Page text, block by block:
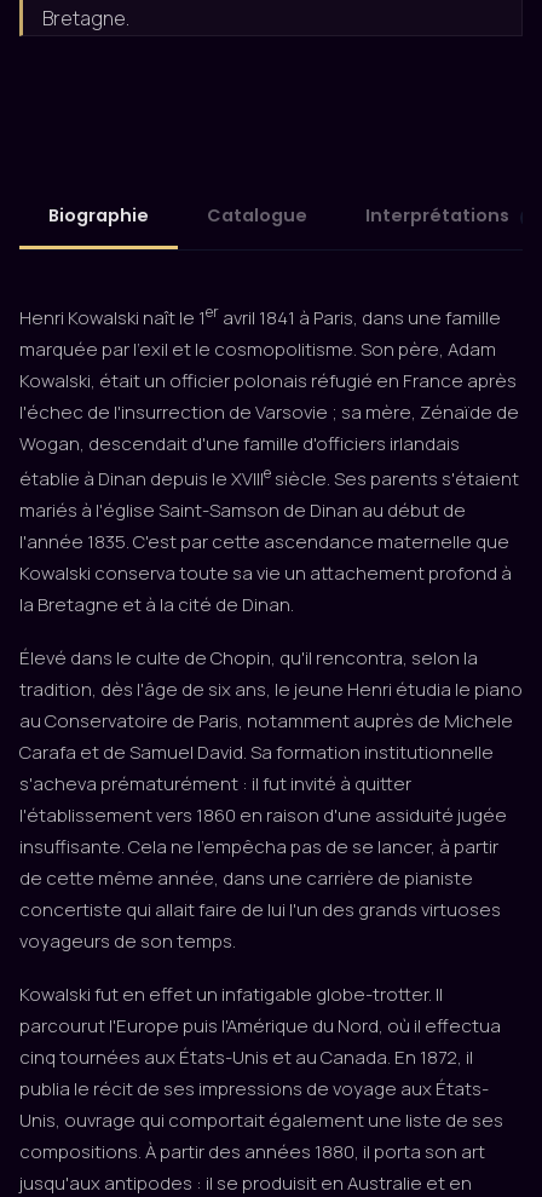
Bretagne.
Biographie Catalogue Interprétations
Henri Kowalski naît le 1er avril 1841 à Paris, dans une famille
marquée par l'exil et le cosmopolitisme. Son père, Adam
Kowalski, était un officier polonais réfugié en France après
l'échec de l'insurrection de Varsovie ; sa mère, Zénaïde de
Wogan, descendait d'une famille d'officiers irlandais
établie à Dinan depuis le XVIIIe siècle. Ses parents s'étaient
mariés à l'église Saint-Samson de Dinan au début de
l'année 1835. C'est par cette ascendance maternelle que
Kowalski conserva toute sa vie un attachement profond à
la Bretagne et à la cité de Dinan.
Élevé dans le culte de Chopin, qu'il rencontra, selon la
tradition, dès l'âge de six ans, le jeune Henri étudia le piano
au Conservatoire de Paris, notamment auprès de Michele
Carafa et de Samuel David. Sa formation institutionnelle
s'acheva prématurément : il fut invité à quitter
l'établissement vers 1860 en raison d'une assiduité jugée
insuffisante. Cela ne l'empêcha pas de se lancer, à partir
de cette même année, dans une carrière de pianiste
concertiste qui allait faire de lui l'un des grands virtuoses
voyageurs de son temps.
Kowalski fut en effet un infatigable globe-trotter. Il
parcourut l'Europe puis l'Amérique du Nord, où il effectua
cinq tournées aux États-Unis et au Canada. En 1872, il
publia le récit de ses impressions de voyage aux États-
Unis, ouvrage qui comportait également une liste de ses
compositions. À partir des années 1880, il porta son art
jusqu'aux antipodes : il se produisit en Australie et en